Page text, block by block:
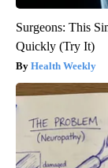
Surgeons: This
Quickly (Try It)
Health Weekly